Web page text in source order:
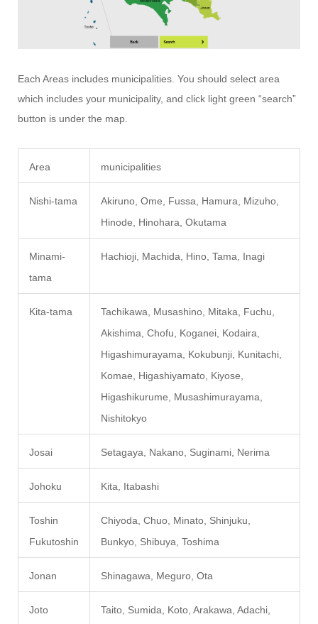
Each Areas includes municipalities. You should select area
which includes your municipality, and click light green “search”
button is under the map.
Area municipalities
Nishi-tama
Akiruno, Ome, Fussa, Hamura, Mizuho,
Hinode, Hinohara, Okutama
Minami-
tama
Hachioji, Machida, Hino, Tama, Inagi
Kita-tama
Tachikawa, Musashino, Mitaka, Fuchu,
Akishima, Chofu, Koganei, Kodaira,
Higashimurayama, Kokubunji, Kunitachi,
Komae, Higashiyamato, Kiyose,
Higashikurume, Musashimurayama,
Nishitokyo
Josai Setagaya, Nakano, Suginami, Nerima
Johoku Kita, Itabashi
Toshin
Fukutoshin
Chiyoda, Chuo, Minato, Shinjuku,
Bunkyo, Shibuya, Toshima
Jonan Shinagawa, Meguro, Ota
Joto
Taito, Sumida, Koto, Arakawa, Adachi,